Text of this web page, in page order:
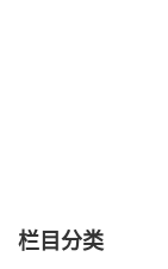
栏目分类